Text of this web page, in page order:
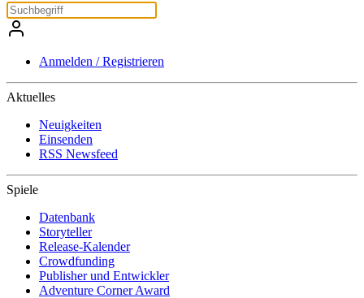
Anmelden / Registrieren
Aktuelles
Neuigkeiten
Einsenden
RSS Newsfeed
Spiele
Datenbank
Storyteller
Release-Kalender
Crowdfunding
Publisher und Entwickler
Adventure Corner Award